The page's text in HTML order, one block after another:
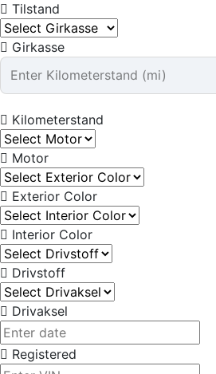
Tilstand
Girkasse
Kilometerstand
Motor
Exterior Color
Interior Color
Drivstoff
Drivaksel
Registered